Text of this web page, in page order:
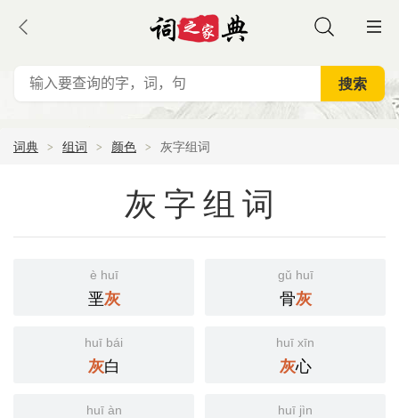
词典 组词 颜色 灰字组词
灰字组词
è huī
垩灰
gǔ huī
骨灰
huī bái
灰白
huī xīn
灰心
huī àn huī jìn